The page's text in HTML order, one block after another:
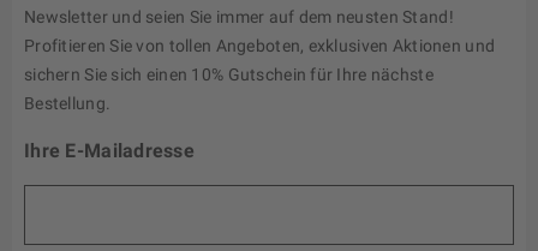
Newsletter und seien Sie immer auf dem neusten Stand!
Profitieren Sie von tollen Angeboten, exklusiven Aktionen und
sichern Sie sich einen 10% Gutschein für Ihre nächste
Bestellung.
Ihre E-Mailadresse